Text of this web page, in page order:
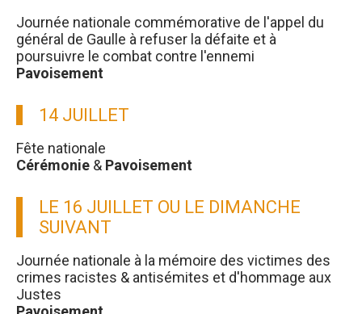
Journée nationale commémorative de l'appel du
général de Gaulle à refuser la défaite et à
poursuivre le combat contre l'ennemi
Pavoisement
14 JUILLET
Fête nationale
Cérémonie & Pavoisement
LE 16 JUILLET OU LE DIMANCHE
SUIVANT
Journée nationale à la mémoire des victimes des
crimes racistes & antisémites et d'hommage aux
Justes